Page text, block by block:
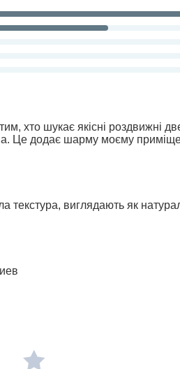
хто шукає якісні роздвижні
Це додає шарму моєму
текстура, виглядають як